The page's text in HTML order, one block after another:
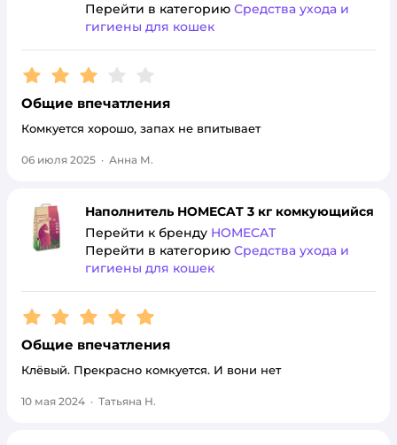
Перейти в категорию Средства ухода и
гигиены для кошек
Рейтинг:3
Общие впечатления
Комкуется хорошо, запах не впитывает
06 июля 2025 · Анна М.
Наполнитель HOMECAT 3 кг комкующийся
Перейти к бренду HOMECAT
Перейти в категорию Средства ухода и
гигиены для кошек
Рейтинг:5
Общие впечатления
Клёвый. Прекрасно комкуется. И вони нет
10 мая 2024 · Татьяна Н.